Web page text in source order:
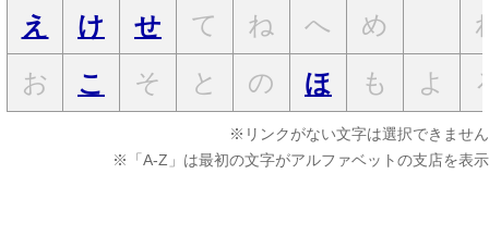
え
け せ て ね へ め
お
こ そ と の ほ も よ
※リンクがない文字は選択できません
※「A-Z」は最初の文字がアルファベットの支店を表示